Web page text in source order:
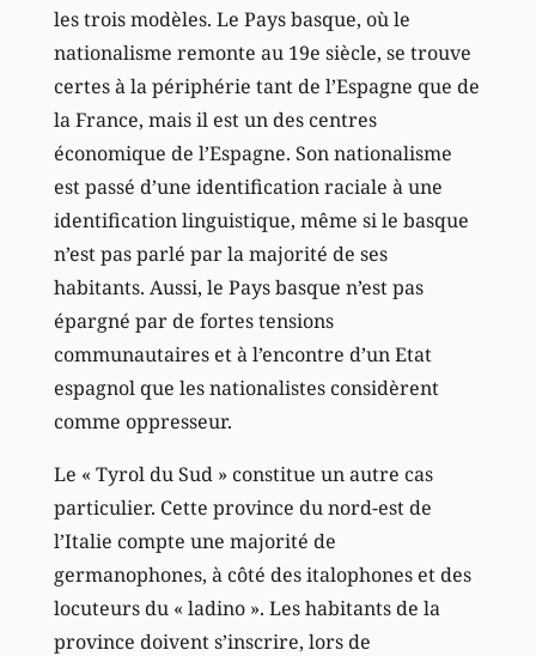
les trois modèles. Le Pays basque, où le
nationalisme remonte au 19e siècle, se trouve
certes à la périphérie tant de l’Espagne que de
la France, mais il est un des centres
économique de l’Espagne. Son nationalisme
est passé d’une identification raciale à une
identification linguistique, même si le basque
n’est pas parlé par la majorité de ses
habitants. Aussi, le Pays basque n’est pas
épargné par de fortes tensions
communautaires et à l’encontre d’un Etat
espagnol que les nationalistes considèrent
comme oppresseur.
Le « Tyrol du Sud » constitue un autre cas
particulier. Cette province du nord-est de
l’Italie compte une majorité de
germanophones, à côté des italophones et des
locuteurs du « ladino ». Les habitants de la
province doivent s’inscrire, lors de